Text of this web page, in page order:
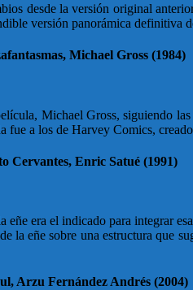
desde la versión original
versión panorámica definitiva
Michael Gross (1984)
Michael Gross, siguiendo
a los de Harvey Comics,
Cervantes, Enric Satué (1991)
era el indicado para integrar
eñe sobre una estructura que
Arzu Fernández Andrés (2004)